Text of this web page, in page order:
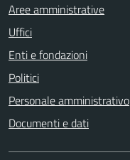
Aree amministrative
Uffici
Enti e fondazioni
Politici
Personale amministrativo
Documenti e dati